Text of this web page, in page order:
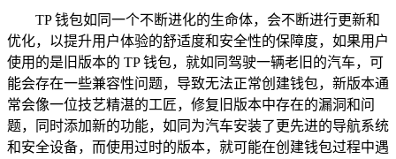
TP 钱包如同一个不断进化的生命体，会不断进行更新和
优化，以提升用户体验的舒适度和安全性的保障度，如果用户
使用的是旧版本的 TP 钱包，就如同驾驶一辆老旧的汽车，可
能会存在一些兼容性问题，导致无法正常创建钱包，新版本通
常会像一位技艺精湛的工匠，修复旧版本中存在的漏洞和问
题，同时添加新的功能，如同为汽车安装了更先进的导航系统
和安全设备，而使用过时的版本，就可能在创建钱包过程中遇